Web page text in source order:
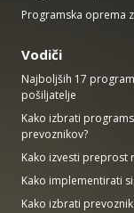
Programska oprema
Vodiči
Najboljših 17
pošiljatelje
Kako izbrati
prevoznikov?
Kako izvesti preprost
Kako implementirati
Kako izbrati